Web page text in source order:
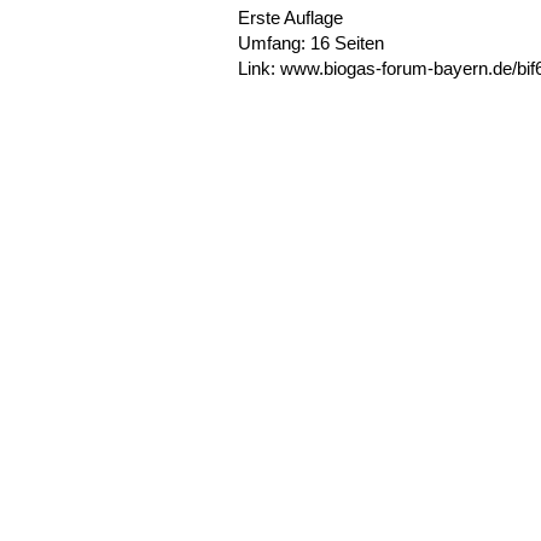
Erste Auflage
Umfang: 16 Seiten
Link: www.biogas-forum-bayern.de/